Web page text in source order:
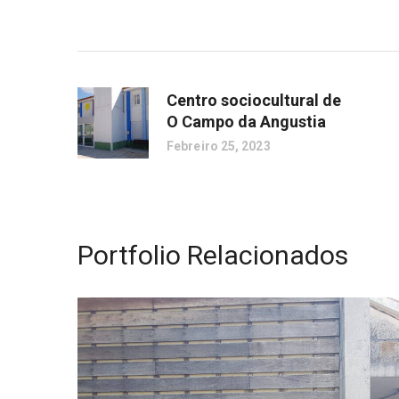
Centro sociocultural de
O Campo da Angustia
Febreiro 25, 2023
Portfolio Relacionados